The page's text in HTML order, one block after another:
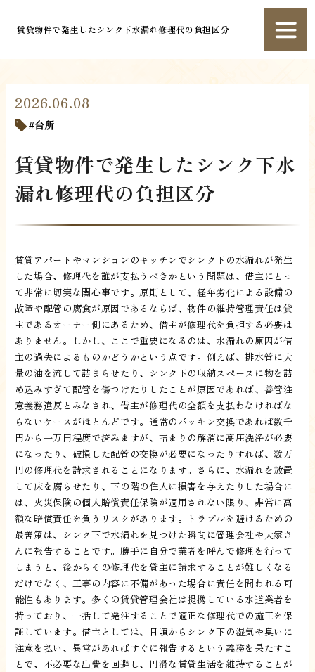
賃貸物件で発生したシンク下水漏れ修理代の負担区分
2026.06.08
台所
賃貸物件で発生したシンク下水
漏れ修理代の負担区分
賃貸アパートやマンションのキッチンでシンク下の水漏れが発生
した場合、修理代を誰が支払うべきかという問題は、借主にとっ
て非常に切実な関心事です。原則として、経年劣化による設備の
故障や配管の腐食が原因であるならば、物件の維持管理責任は貸
主であるオーナー側にあるため、借主が修理代を負担する必要は
ありません。しかし、ここで重要になるのは、水漏れの原因が借
主の過失によるものかどうかという点です。例えば、排水管に大
量の油を流して詰まらせたり、シンク下の収納スペースに物を詰
め込みすぎて配管を傷つけたりしたことが原因であれば、善管注
意義務違反とみなされ、借主が修理代の全額を支払わなければな
らないケースがほとんどです。通常のパッキン交換であれば数千
円から一万円程度で済みますが、詰まりの解消に高圧洗浄が必要
になったり、破損した配管の交換が必要になったりすれば、数万
円の修理代を請求されることになります。さらに、水漏れを放置
して床を腐らせたり、下の階の住人に損害を与えたりした場合に
は、火災保険の個人賠償責任保険が適用されない限り、非常に高
額な賠償責任を負うリスクがあります。トラブルを避けるための
最善策は、シンク下で水漏れを見つけた瞬間に管理会社や大家さ
んに報告することです。勝手に自分で業者を呼んで修理を行って
しまうと、後からその修理代を貸主に請求することが難しくなる
だけでなく、工事の内容に不備があった場合に責任を問われる可
能性もあります。多くの賃貸管理会社は提携している水道業者を
持っており、一括して発注することで適正な修理代での施工を保
証しています。借主としては、日頃からシンク下の湿気や臭いに
注意を払い、異常があればすぐに報告するという義務を果たすこ
とで、不必要な出費を回避し、円滑な賃貸生活を維持することが